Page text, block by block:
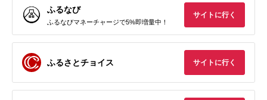
ふるなび
ふるなびマネーチャージで5%即増量中！
サイトに行く
ふるさとチョイス サイトに行く